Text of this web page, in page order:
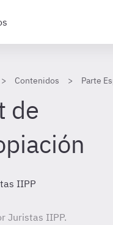
Contenidos Parte
de
IIPP
Juristas IIPP.